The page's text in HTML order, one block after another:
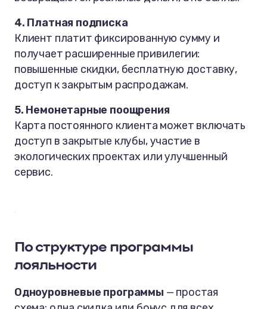
4. Платная подписка
Клиент платит фиксированную сумму и
получает расширенные привилегии:
повышенные скидки, бесплатную доставку,
доступ к закрытым распродажам.
5. Немонетарные поощрения
Карта постоянного клиента может включать
доступ в закрытые клубы, участие в
экологических проектах или улучшенный
сервис.
По структуре программы
лояльности
Одноуровневые программы — простая